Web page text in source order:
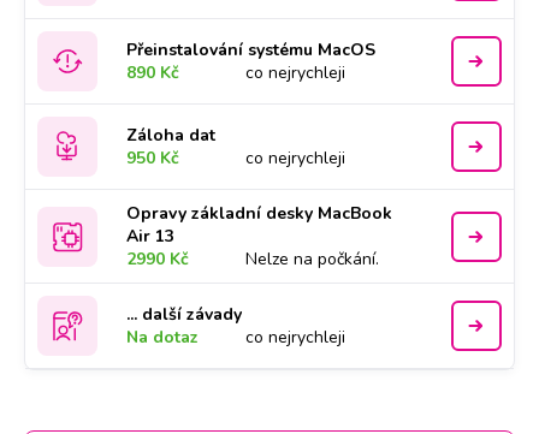
Přeinstalování systému MacOS
890 Kč
co nejrychleji
Záloha dat
950 Kč
co nejrychleji
Opravy základní desky MacBook
Air 13
2990 Kč
Nelze na počkání.
... další závady
Na dotaz
co nejrychleji